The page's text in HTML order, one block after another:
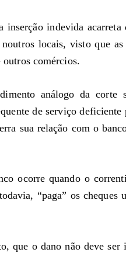
indevida
locais, visto que as
comércios.
análogo da corte
de serviço
sua relação com o
ocorre quando o
“paga” os
que o dano não deve